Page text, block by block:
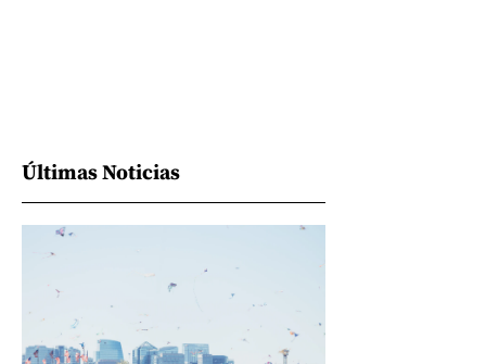
Últimas Noticias